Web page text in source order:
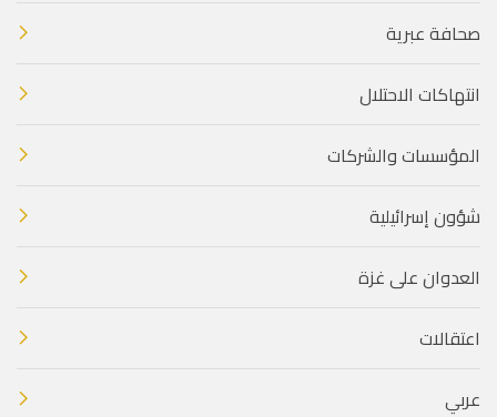
صحافة عبرية
انتهاكات الاحتلال
المؤسسات والشركات
شؤون إسرائيلية
العدوان على غزة
اعتقالات
عربي